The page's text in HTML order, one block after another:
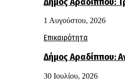
1 Αυγούστου, 2026
Επικαιρότητα
Δήμος Αραδίππου:
30 Ιουλίου, 2026